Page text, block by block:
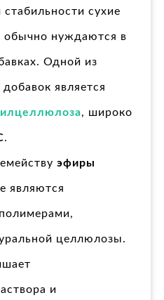
сухие
обычно нуждаются в
Одной из
является
, широко
.
эфиры
являются
целлюлозы.
и